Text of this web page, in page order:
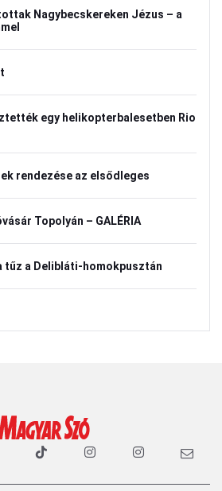
Nagybecskereken Jézus – a
egy helikopterbalesetben Rio
rendezése az elsődleges
Topolyán – GALÉRIA
tűz a Delibláti-homokpusztán